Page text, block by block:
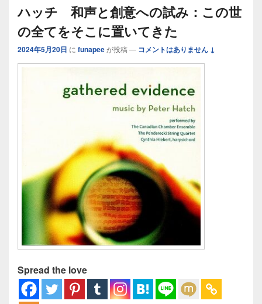
ハッチ 和声と創意への試み：この世
の全てをそこに置いてきた
2024年5月20日 に funapeeが投稿 — コメントはありません ↓
Spread the love